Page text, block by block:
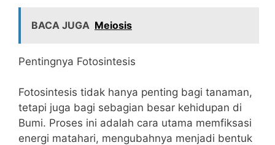
BACA JUGA Meiosis
Pentingnya Fotosintesis
Fotosintesis tidak hanya penting bagi tanaman,
tetapi juga bagi sebagian besar kehidupan di
Bumi. Proses ini adalah cara utama memfiksasi
energi matahari, mengubahnya menjadi bentuk